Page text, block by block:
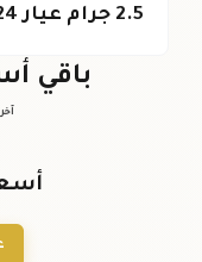
2.5 جرام عيار 24؟
باقي